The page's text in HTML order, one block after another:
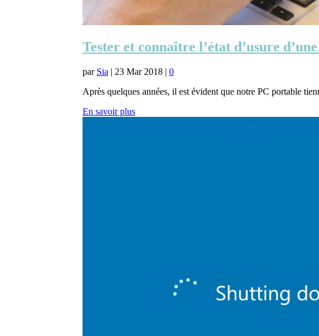
Tester et connaître l’état d’usure
par Sia | 23 Mar 2018| 0
Après quelques années, il est évident que notre PC portable
En savoir plus